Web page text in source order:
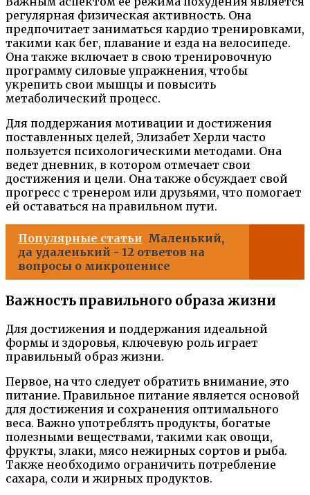
регулярная физическая активность. Она
предпочитает заниматься кардио тренировками,
такими как бег, плавание и езда на велосипеде.
Она также включает в свою тренировочную
программу силовые упражнения, чтобы
укрепить свои мышцы и повысить
метаболический процесс.
Для поддержания мотивации и достижения
поставленных целей, Элизабет Херли часто
пользуется психологическими методами. Она
ведет дневник, в котором отмечает свои
достижения и цели. Она также обсуждает свой
прогресс с тренером или друзьями, что помогает
ей оставаться на правильном пути.
Популярные статьи Маленький,
да удаленький - 12 ответов на
вопросы о микропенисе
Важность правильного образа жизни
Для достижения и поддержания идеальной
формы и здоровья, ключевую роль играет
правильный образ жизни.
Первое, на что следует обратить внимание, это
питание. Правильное питание является основой
для достижения и сохранения оптимального
веса. Важно употреблять продукты, богатые
полезными веществами, такими как овощи,
фрукты, злаки, мясо нежирных сортов и рыба.
Также необходимо ограничить потребление
сахара, соли и жирных продуктов.